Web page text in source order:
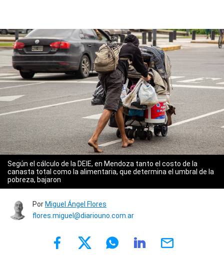
Según el cálculo de la DEIE, en Mendoza tanto el costo de la
canasta total como la alimentaria, que determina el umbral de la
pobreza, bajaron
Por Miguel Ángel Flores
flores.miguel@diariouno.com.ar